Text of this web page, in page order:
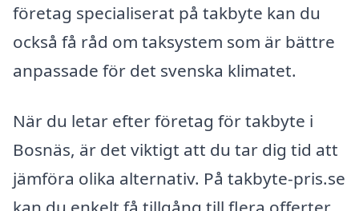
företag specialiserat på takbyte kan du
också få råd om taksystem som är bättre
anpassade för det svenska klimatet.
När du letar efter företag för takbyte i
Bosnäs, är det viktigt att du tar dig tid att
jämföra olika alternativ. På takbyte-pris.se